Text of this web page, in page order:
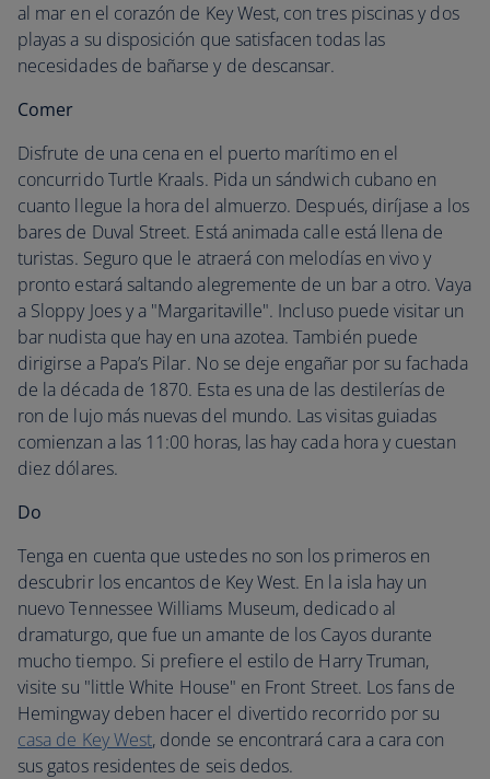
al mar en el corazón de Key West, con tres piscinas y dos
playas a su disposición que satisfacen todas las
necesidades de bañarse y de descansar.
Comer
Disfrute de una cena en el puerto marítimo en el
concurrido Turtle Kraals. Pida un sándwich cubano en
cuanto llegue la hora del almuerzo. Después, diríjase a los
bares de Duval Street. Está animada calle está llena de
turistas. Seguro que le atraerá con melodías en vivo y
pronto estará saltando alegremente de un bar a otro. Vaya
a Sloppy Joes y a "Margaritaville". Incluso puede visitar un
bar nudista que hay en una azotea. También puede
dirigirse a Papa’s Pilar. No se deje engañar por su fachada
de la década de 1870. Esta es una de las destilerías de
ron de lujo más nuevas del mundo. Las visitas guiadas
comienzan a las 11:00 horas, las hay cada hora y cuestan
diez dólares.
Do
Tenga en cuenta que ustedes no son los primeros en
descubrir los encantos de Key West. En la isla hay un
nuevo Tennessee Williams Museum, dedicado al
dramaturgo, que fue un amante de los Cayos durante
mucho tiempo. Si prefiere el estilo de Harry Truman,
visite su "little White House" en Front Street. Los fans de
Hemingway deben hacer el divertido recorrido por su
casa de Key West, donde se encontrará cara a cara con
sus gatos residentes de seis dedos.